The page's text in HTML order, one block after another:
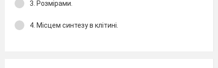
3. Розмірами.
4. Місцем синтезу в клітині.